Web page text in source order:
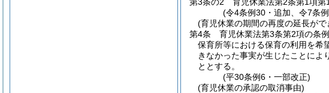
(令4条例30・追加、令7条
(育児休業の期間の再度の延長が
第4条
育児休業法第3条第2項の条
保育所等における保育の利用を希
きなかった事実が生じたことによ
ととする。
(平30条例6・一部改正)
(育児休業の承認の取消事由)